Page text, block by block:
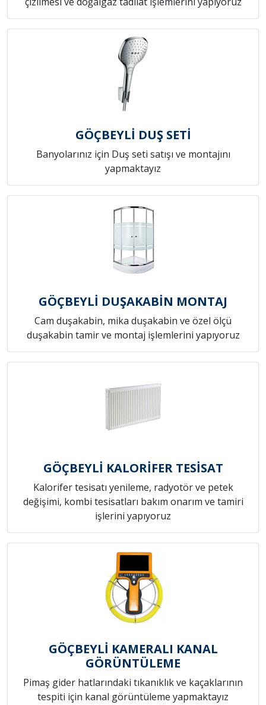
GÖÇBEYLİ DUŞ SETİ
Banyolarınız için Duş seti satışı ve montajını
yapmaktayız
GÖÇBEYLİ DUŞAKABİN MONTAJ
Cam duşakabin, mika duşakabin ve özel ölçü
duşakabin tamir ve montaj işlemlerini yapıyoruz
GÖÇBEYLİ KALORİFER TESİSAT
Kalorifer tesisatı yenileme, radyotör ve petek
değişimi, kombi tesisatları bakım onarım ve tamiri
işlerini yapıyoruz
GÖÇBEYLİ KAMERALI KANAL
GÖRÜNTÜLEME
Pimaş gider hatlarındaki tıkanıklık ve kaçaklarının
tespiti için kanal görüntüleme yapmaktayız